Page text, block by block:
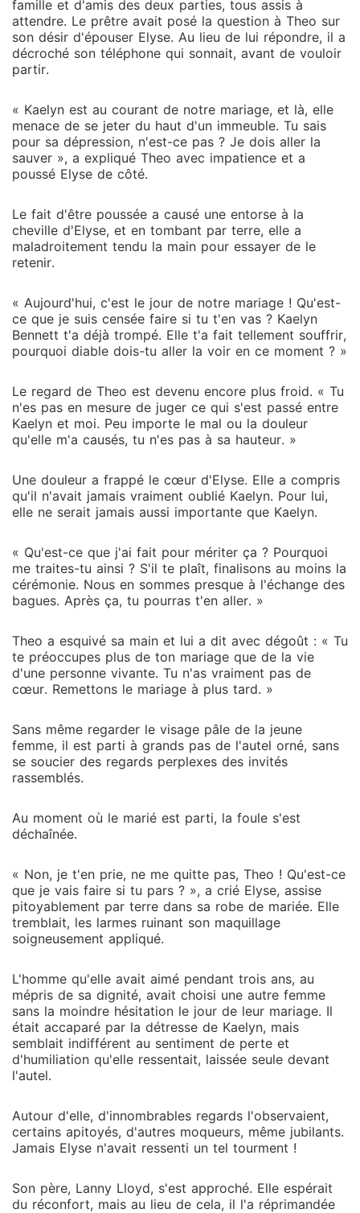
famille et d'amis des deux parties, tous assis à
attendre. Le prêtre avait posé la question à Theo sur
son désir d'épouser Elyse. Au lieu de lui répondre, il a
décroché son téléphone qui sonnait, avant de vouloir
partir.
« Kaelyn est au courant de notre mariage, et là, elle
menace de se jeter du haut d'un immeuble. Tu sais
pour sa dépression, n'est-ce pas ? Je dois aller la
sauver », a expliqué Theo avec impatience et a
poussé Elyse de côté.
Le fait d'être poussée a causé une entorse à la
cheville d'Elyse, et en tombant par terre, elle a
maladroitement tendu la main pour essayer de le
retenir.
« Aujourd'hui, c'est le jour de notre mariage ! Qu'est-
ce que je suis censée faire si tu t'en vas ? Kaelyn
Bennett t'a déjà trompé. Elle t'a fait tellement souffrir,
pourquoi diable dois-tu aller la voir en ce moment ? »
Le regard de Theo est devenu encore plus froid. « Tu
n'es pas en mesure de juger ce qui s'est passé entre
Kaelyn et moi. Peu importe le mal ou la douleur
qu'elle m'a causés, tu n'es pas à sa hauteur. »
Une douleur a frappé le cœur d'Elyse. Elle a compris
qu'il n'avait jamais vraiment oublié Kaelyn. Pour lui,
elle ne serait jamais aussi importante que Kaelyn.
« Qu'est-ce que j'ai fait pour mériter ça ? Pourquoi
me traites-tu ainsi ? S'il te plaît, finalisons au moins la
cérémonie. Nous en sommes presque à l'échange des
bagues. Après ça, tu pourras t'en aller. »
Theo a esquivé sa main et lui a dit avec dégoût : « Tu
te préoccupes plus de ton mariage que de la vie
d'une personne vivante. Tu n'as vraiment pas de
cœur. Remettons le mariage à plus tard. »
Sans même regarder le visage pâle de la jeune
femme, il est parti à grands pas de l'autel orné, sans
se soucier des regards perplexes des invités
rassemblés.
Au moment où le marié est parti, la foule s'est
déchaînée.
« Non, je t'en prie, ne me quitte pas, Theo ! Qu'est-ce
que je vais faire si tu pars ? », a crié Elyse, assise
pitoyablement par terre dans sa robe de mariée. Elle
tremblait, les larmes ruinant son maquillage
soigneusement appliqué.
L'homme qu'elle avait aimé pendant trois ans, au
mépris de sa dignité, avait choisi une autre femme
sans la moindre hésitation le jour de leur mariage. Il
était accaparé par la détresse de Kaelyn, mais
semblait indifférent au sentiment de perte et
d'humiliation qu'elle ressentait, laissée seule devant
l'autel.
Autour d'elle, d'innombrables regards l'observaient,
certains apitoyés, d'autres moqueurs, même jubilants.
Jamais Elyse n'avait ressenti un tel tourment !
Son père, Lanny Lloyd, s'est approché. Elle espérait
du réconfort, mais au lieu de cela, il l'a réprimandée